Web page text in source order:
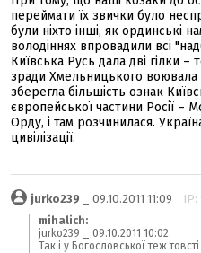
переймати їх звички було
були ніхто інші, як ординські
володіннях впровадили всі
Київська Русь дала дві гілки –
зради Хмельницького воювала
зберегла більшість ознак
європейської частини Росії –
Орду, і там розчинилася.
цивілізації.
jurko239 _ 09.10.2011 11:09 IP:
mihalich:
jurko239 _ 09.10.2011 10:02
Так і у Богословської теж